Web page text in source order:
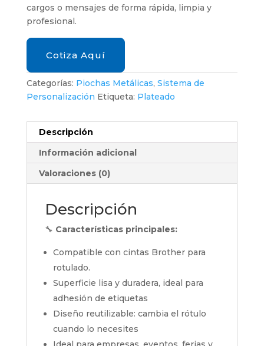
cargos o mensajes de forma rápida, limpia y
profesional.
Cotiza Aquí
Categorías: Piochas Metálicas, Sistema de
Personalización Etiqueta: Plateado
Descripción
Información adicional
Valoraciones (0)
Descripción
🔧 Características principales:
Compatible con cintas Brother para
rotulado.
Superficie lisa y duradera, ideal para
adhesión de etiquetas
Diseño reutilizable: cambia el rótulo
cuando lo necesites